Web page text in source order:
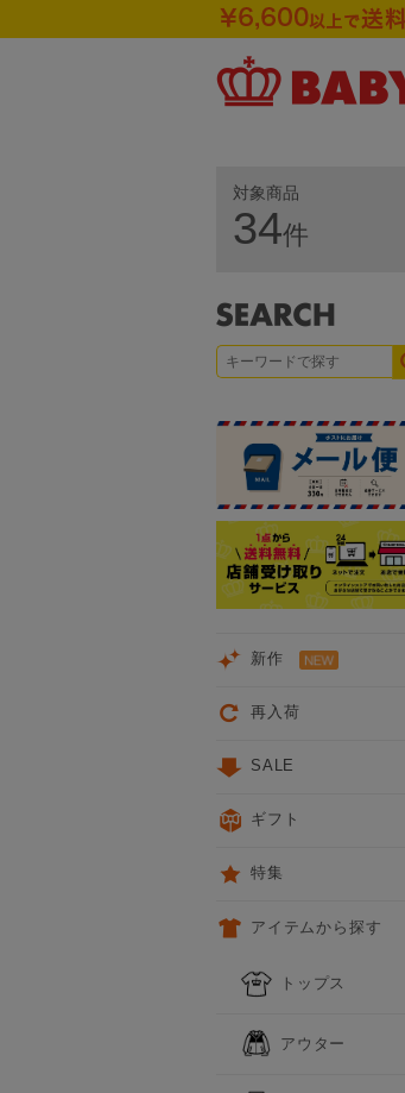
対象商品
34件
新作
再入荷
SALE
ギフト
特集
アイテムから探す
トップス
アウター